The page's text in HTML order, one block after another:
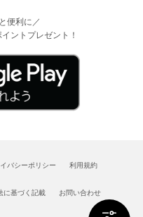
便利に／
ントプレゼント！
バシーポリシー 利用規約
に基づく記載 お問い合わせ